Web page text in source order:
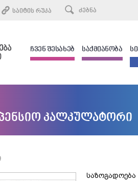
ᲡᲐᲘᲢᲘᲡ ᲠᲣᲙᲐ
ᲩᲕᲔᲜ ᲨᲔᲡᲐᲮᲔᲑ ᲡᲐᲥᲛᲘᲐᲜᲝᲑᲐ
კალკულატორი